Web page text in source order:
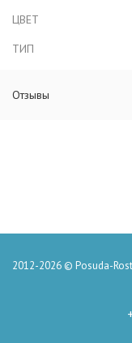
ЦВЕТ
ТИП
Отзывы
2012-2026 © Posuda-